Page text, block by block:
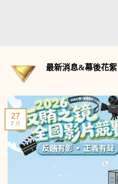
最新消息&幕後花絮
27
7 月